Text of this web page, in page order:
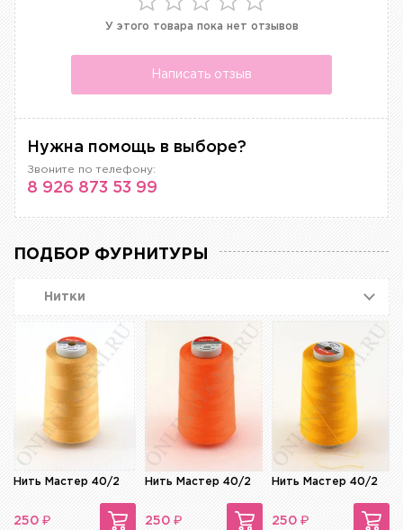
У этого товара пока нет отзывов
Написать отзыв
Нужна помощь в выборе?
Звоните по телефону:
8 926 873 53 99
ПОДБОР ФУРНИТУРЫ
Нитки
Нить Мастер 40/2
250 ₽
Нить Мастер 40/2
250 ₽
Нить Мастер 40/2
250 ₽